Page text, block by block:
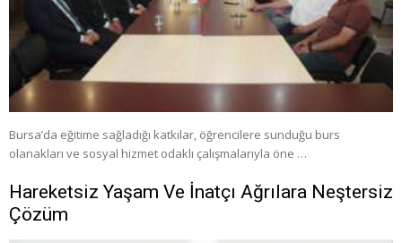
Bursa’da eğitime sağladığı katkılar, öğrencilere sunduğu burs
olanakları ve sosyal hizmet odaklı çalışmalarıyla öne …
Hareketsiz Yaşam Ve İnatçı Ağrılara Neştersiz
Çözüm